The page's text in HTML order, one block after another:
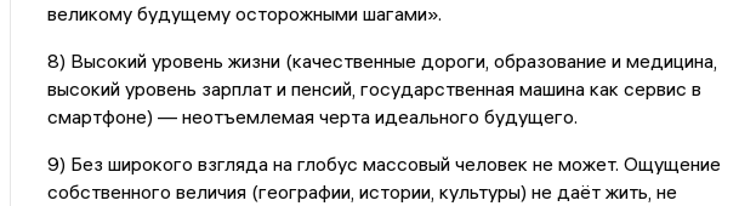
великому будущему осторожными шагами».
8) Высокий уровень жизни (качественные дороги, образование и медицина,
высокий уровень зарплат и пенсий, государственная машина как сервис в
смартфоне) — неотъемлемая черта идеального будущего.
9) Без широкого взгляда на глобус массовый человек не может. Ощущение
собственного величия (географии, истории, культуры) не даёт жить, не